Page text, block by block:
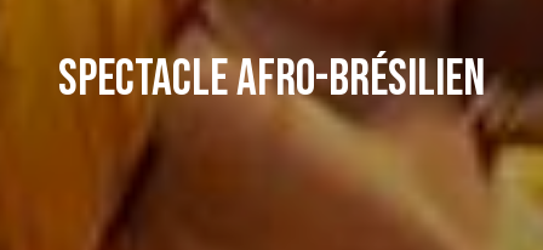
Spectacle Afro-brésilien